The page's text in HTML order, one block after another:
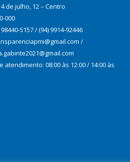
de julho, 12 – Centro
000
5157 / (94) 9914-92446
/
atendimento: 08:00 às 12:00 / 14:00 às